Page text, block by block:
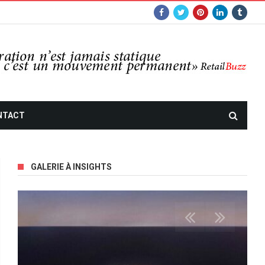
GALERIE À INSIGHTS